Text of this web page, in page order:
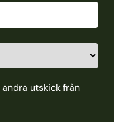
utskick från